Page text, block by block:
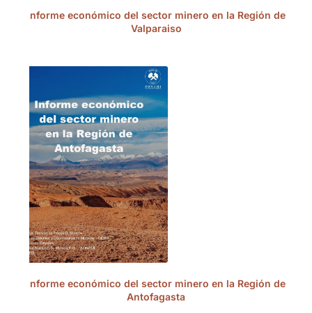
Informe económico del sector minero en la Región de
Valparaiso
Informe económico del sector minero en la Región de
Antofagasta